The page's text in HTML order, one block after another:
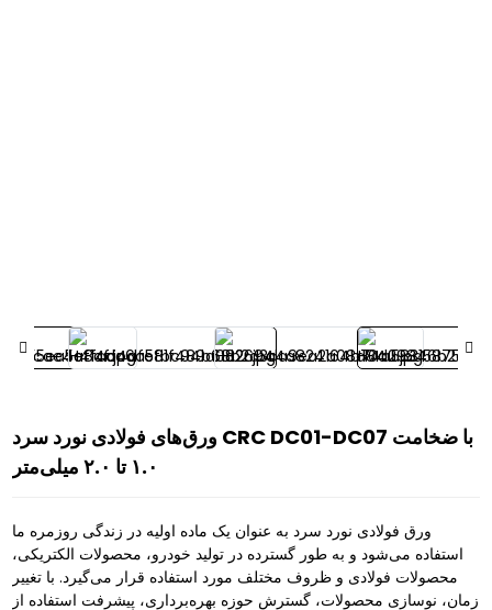
ورق‌های فولادی نورد سرد CRC DC01-DC07 با ضخامت
۱.۰ تا ۲.۰ میلی‌متر
ورق فولادی نورد سرد به عنوان یک ماده اولیه در زندگی روزمره ما
استفاده می‌شود و به طور گسترده در تولید خودرو، محصولات الکتریکی،
محصولات فولادی و ظروف مختلف مورد استفاده قرار می‌گیرد. با تغییر
زمان، نوسازی محصولات، گسترش حوزه بهره‌برداری، پیشرفت استفاده از